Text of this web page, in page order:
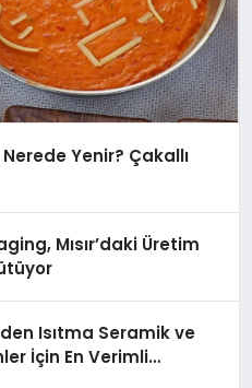
Yenir? Çakallı
Mısır’daki Üretim
Isıtma Seramik ve
İçin En Verimli